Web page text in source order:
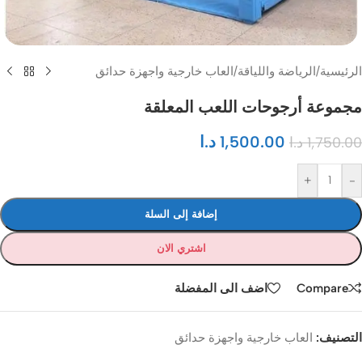
الرئيسية/الرياضة واللياقة/العاب خارجية واجهزة حدائق
مجموعة أرجوحات اللعب المعلقة
1,750.00 د.ا 1,500.00 د.ا
-
+
إضافة إلى السلة
اشتري الان
Compare اضف الى المفضلة
التصنيف: العاب خارجية واجهزة حدائق